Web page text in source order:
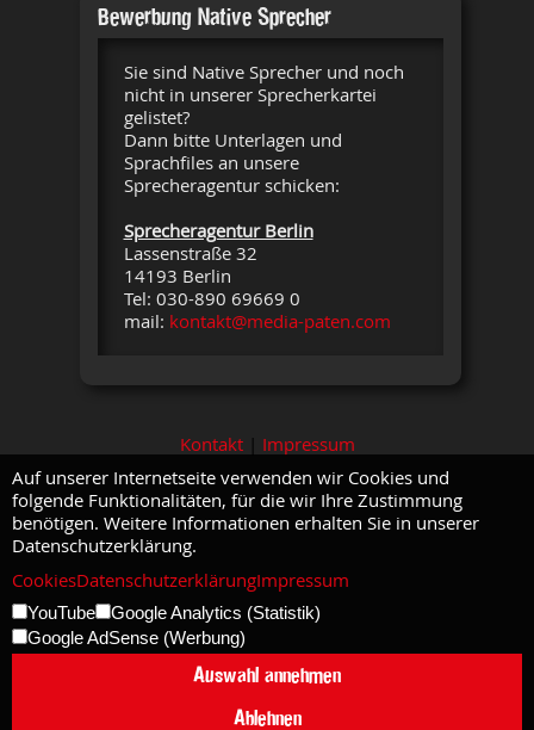
Bewerbung Native Sprecher
Sie sind Native Sprecher und noch
nicht in unserer Sprecherkartei
gelistet?
Dann bitte Unterlagen und
Sprachfiles an unsere
Sprecheragentur schicken:
Sprecheragentur Berlin
Lassenstraße 32
14193 Berlin
Tel: 030-890 69669 0
mail: kontakt@media-paten.com
Kontakt| Impressum
Auf unserer Internetseite verwenden wir Cookies und
folgende Funktionalitäten, für die wir Ihre Zustimmung
benötigen. Weitere Informationen erhalten Sie in unserer
Datenschutzerklärung.
CookiesDatenschutzerklärungImpressum
YouTube
Google Analytics (Statistik)
Google AdSense (Werbung)
Auswahl annehmen
Ablehnen